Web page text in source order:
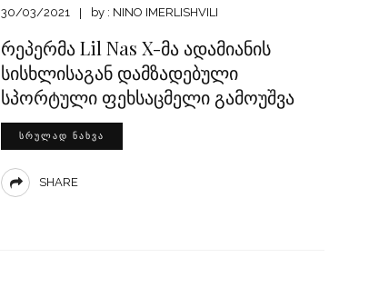
30/03/2021 by : NINO IMERLISHVILI
რეპერმა Lil Nas X-მა ადამიანის
სისხლისაგან დამზადებული
სპორტული ფეხსაცმელი გამოუშვა
ᲡᲠᲣᲚᲐᲓ ᲜᲐᲮᲕᲐ
SHARE